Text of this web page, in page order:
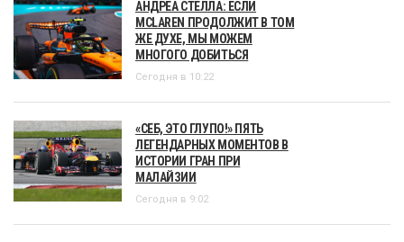
АНДРЕА СТЕЛЛА: ЕСЛИ
MCLAREN ПРОДОЛЖИТ В ТОМ
ЖЕ ДУХЕ, МЫ МОЖЕМ
МНОГОГО ДОБИТЬСЯ
Сегодня в 10:22
«СЕБ, ЭТО ГЛУПО!» ПЯТЬ
ЛЕГЕНДАРНЫХ МОМЕНТОВ В
ИСТОРИИ ГРАН ПРИ
МАЛАЙЗИИ
Сегодня в 9:02